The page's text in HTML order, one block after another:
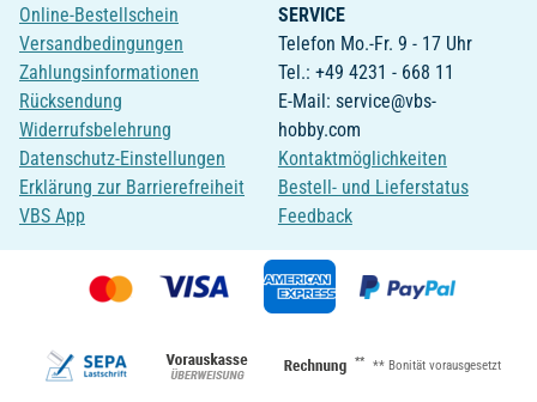
Online-Bestellschein
Versandbedingungen
Zahlungsinformationen
Rücksendung
Widerrufsbelehrung
Datenschutz-Einstellungen
Erklärung zur Barrierefreiheit
VBS App
SERVICE
Telefon Mo.-Fr. 9 - 17 Uhr
Tel.: +49 4231 - 668 11
E-Mail: service@vbs-
hobby.com
Kontaktmöglichkeiten
Bestell- und Lieferstatus
Feedback
** ** Bonität vorausgesetzt